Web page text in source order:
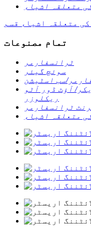
متعلقہ اشیاء
متعلقہ اشیاء قسم
تمام مصنوعات
ٹرانسفارمر
سوئچ گیئر
سب اسٹیشن
آؤٹ ڈور آٹو
ریکلوزر
ٹرانسفارمر
متعلقہ اشیاء